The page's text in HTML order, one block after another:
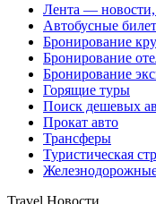
Лента —
Автобусные
Бронирование
Бронирование
Бронирование
Горящие туры
Поиск дешевых
Прокат авто
Трансферы
Туристическая
Travel Новости